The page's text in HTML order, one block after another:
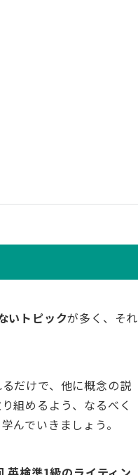
いトピックが多く、それ
だけで、他に概念の説
組めるよう、なるべく
んでいきましょう。